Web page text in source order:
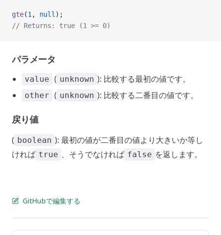
gte(1 , null );
// Returns: true (1 >= 0)
パラメータ
value ( unknown ): 比較する最初の値です。
other ( unknown ): 比較する二番目の値です。
戻り値
( boolean ): 最初の値が二番目の値より大きいか等し
ければ true 、そうでなければ false を返します。
GitHubで編集する